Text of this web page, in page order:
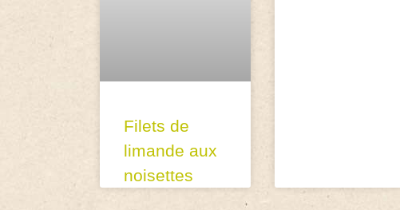
Filets de
limande aux
noisettes